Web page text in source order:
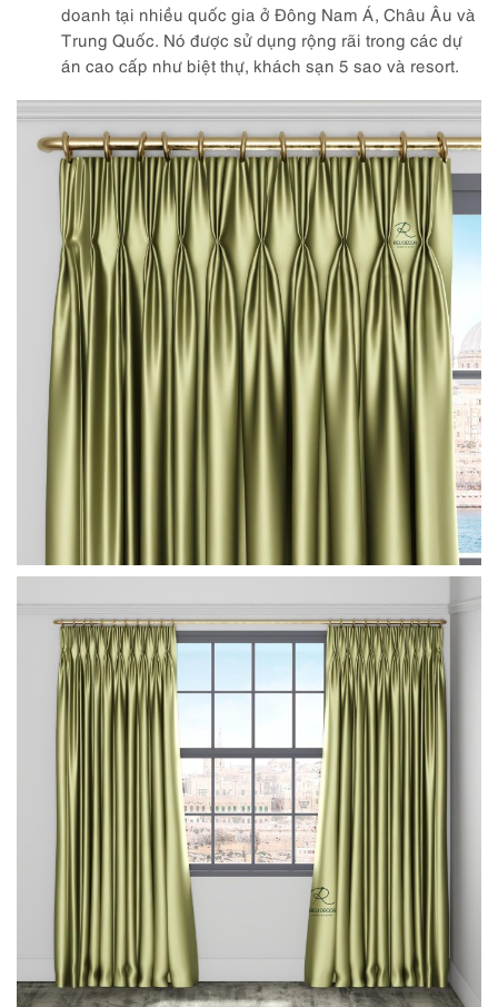
doanh tại nhiều quốc gia ở Đông Nam Á, Châu Âu và
Trung Quốc. Nó được sử dụng rộng rãi trong các dự
án cao cấp như biệt thự, khách sạn 5 sao và resort.